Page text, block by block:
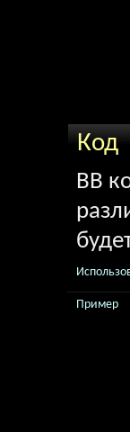
Код
BB
Пример